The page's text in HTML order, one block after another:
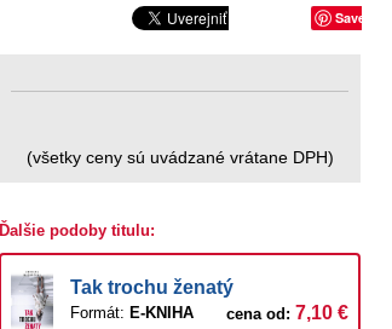
Save
(všetky ceny sú uvádzané vrátane DPH)
Ďalšie podoby titulu:
Tak trochu ženatý
Formát: E-KNIHA cena od: 7,10 €